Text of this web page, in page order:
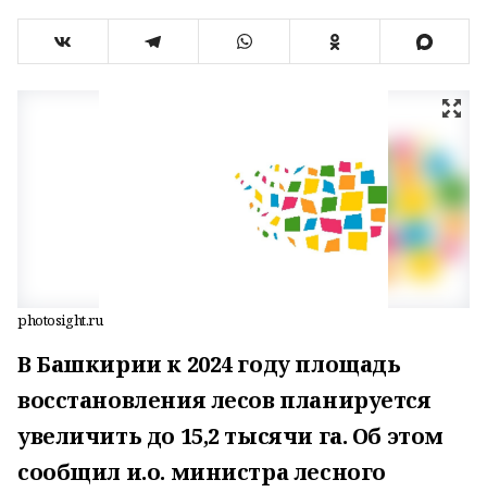
photosight.ru
В Башкирии к 2024 году площадь
восстановления лесов планируется
увеличить до 15,2 тысячи га. Об этом
сообщил и.о. министра лесного